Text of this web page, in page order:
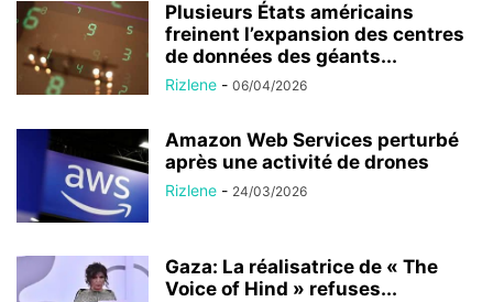
Plusieurs États américains
freinent l’expansion des centres
de données des géants...
Rizlene - 06/04/2026
Amazon Web Services perturbé
après une activité de drones
Rizlene - 24/03/2026
Gaza: La réalisatrice de « The
Voice of Hind » refuses...